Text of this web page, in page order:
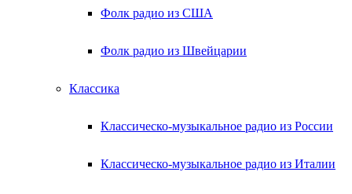
Фолк радио из США
Фолк радио из Швейцарии
Классика
Классическо-музыкальное радио из России
Классическо-музыкальное радио из Италии